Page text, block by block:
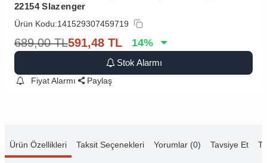
22154 Slazenger
Ürün Kodu:141529307459719
689,00 TL591,48 TL 14%
Stok Alarmı
Fiyat Alarmı Paylaş
Ürün Özellikleri Taksit Seçenekleri Yorumlar (0) Tavsiye Et